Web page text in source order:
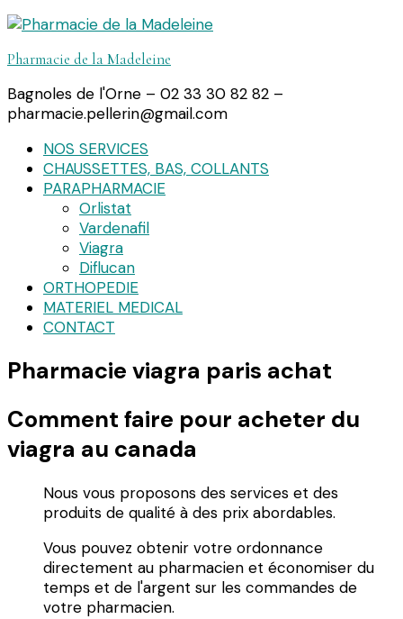
Pharmacie de la Madeleine
Bagnoles de l'Orne – 02 33 30 82 82 –
pharmacie.pellerin@gmail.com
NOS SERVICES
CHAUSSETTES, BAS, COLLANTS
PARAPHARMACIE
Orlistat
Vardenafil
Viagra
Diflucan
ORTHOPEDIE
MATERIEL MEDICAL
CONTACT
Pharmacie viagra paris achat
Comment faire pour acheter du
viagra au canada
Nous vous proposons des services et des
produits de qualité à des prix abordables.
Vous pouvez obtenir votre ordonnance
directement au pharmacien et économiser du
temps et de l'argent sur les commandes de
votre pharmacien.